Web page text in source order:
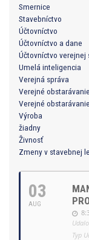
Smernice
Stavebníctvo
Účtovníctvo
Účtovníctvo a dane
Účtovníctvo verejnej
Umelá inteligencia
Verejná správa
Verejné
Verejné
Výroba
žiadny
Živnosť
Zmeny v stavebnej
03
AUG
Typ